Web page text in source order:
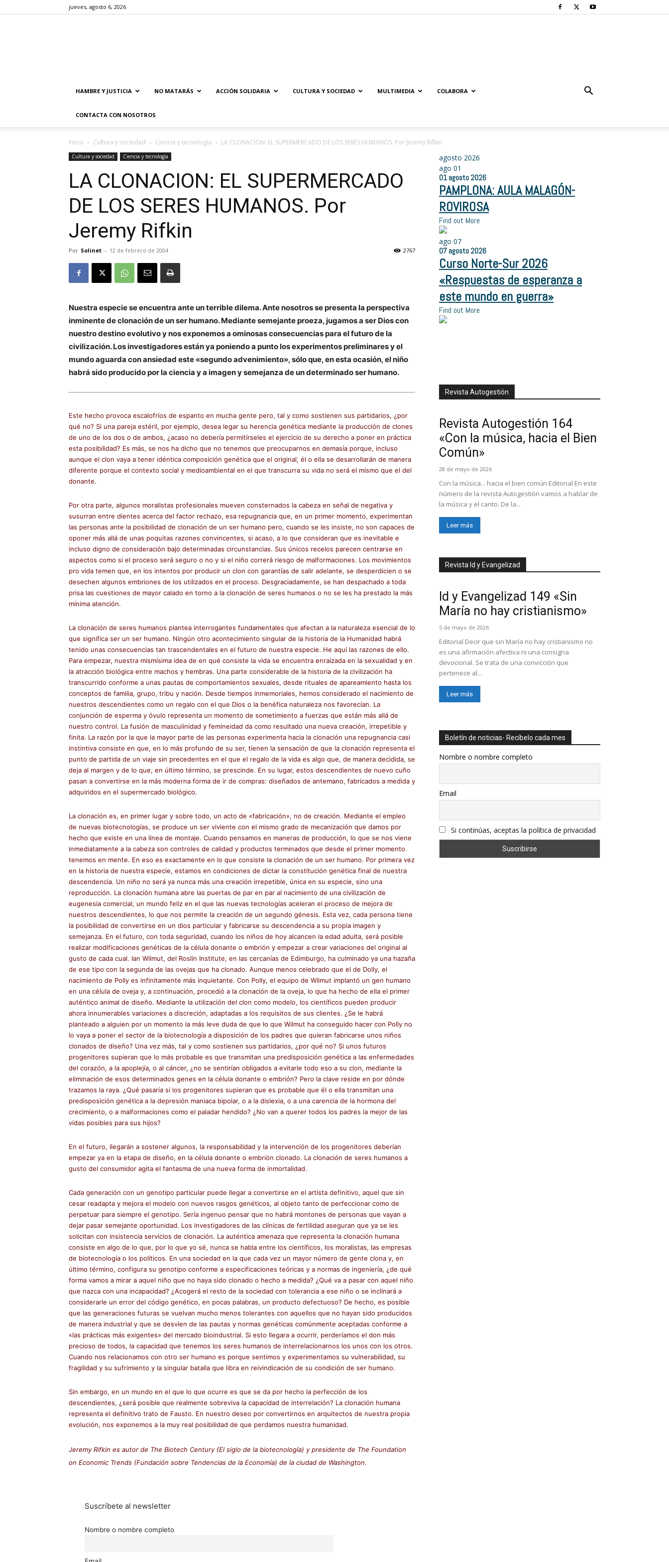
jueves, agosto 6, 2026
HAMBRE Y JUSTICIA NO MATARÁS ACCIÓN SOLIDARIA CULTURA Y SOCIEDAD MULTIMEDIA COLABORA
CONTACTA CON NOSOTROS
Inicio Cultura y sociedad Ciencia y tecnología LA CLONACION: EL SUPERMERCADO DE LOS SERES HUMANOS. Por Jeremy Rifkin
Cultura y sociedad Ciencia y tecnología
LA CLONACION: EL SUPERMERCADO
DE LOS SERES HUMANOS. Por
Jeremy Rifkin
Por Solinet - 12 de febrero de 2004 2767
Nuestra especie se encuentra ante un terrible dilema. Ante nosotros se presenta la perspectiva
inminente de clonación de un ser humano. Mediante semejante proeza, jugamos a ser Dios con
nuestro destino evolutivo y nos exponemos a ominosas consecuencias para el futuro de la
civilización. Los investigadores están ya poniendo a punto los experimentos preliminares y el
mundo aguarda con ansiedad este «segundo advenimiento», sólo que, en esta ocasión, el niño
habrá sido producido por la ciencia y a imagen y semejanza de un determinado ser humano.
Este hecho provoca escalofríos de espanto en mucha gente pero, tal y como sostienen sus partidarios, ¿por
qué no? Si una pareja estéril, por ejemplo, desea legar su herencia genética mediante la producción de clones
de uno de los dos o de ambos, ¿acaso no debería permitírseles el ejercicio de su derecho a poner en práctica
esta posibilidad? Es más, se nos ha dicho que no tenemos que preocuparnos en demasía porque, incluso
aunque el clon vaya a tener idéntica composición genética que el original, él o ella se desarrollarán de manera
diferente porque el contexto social y medioambiental en el que transcurra su vida no será el mismo que el del
donante.
Por otra parte, algunos moralistas profesionales mueven consternados la cabeza en señal de negativa y
susurran entre dientes acerca del factor rechazo, esa repugnancia que, en un primer momento, experimentan
las personas ante la posibilidad de clonación de un ser humano pero, cuando se les insiste, no son capaces de
oponer más allá de unas poquitas razones convincentes, si acaso, a lo que consideran que es inevitable e
incluso digno de consideración bajo determinadas circunstancias. Sus únicos recelos parecen centrarse en
aspectos como si el proceso será seguro o no y si el niño correrá riesgo de malformaciones. Los movimientos
pro vida temen que, en los intentos por producir un clon con garantías de salir adelante, se desperdicien o se
desechen algunos embriones de los utilizados en el proceso. Desgraciadamente, se han despachado a toda
prisa las cuestiones de mayor calado en torno a la clonación de seres humanos o no se les ha prestado la más
mínima atención.
La clonación de seres humanos plantea interrogantes fundamentales que afectan a la naturaleza esencial de lo
que significa ser un ser humano. Ningún otro acontecimiento singular de la historia de la Humanidad habrá
tenido unas consecuencias tan trascendentales en el futuro de nuestra especie. He aquí las razones de ello.
Para empezar, nuestra mismísima idea de en qué consiste la vida se encuentra enraizada en la sexualidad y en
la atracción biológica entre machos y hembras. Una parte considerable de la historia de la civilización ha
transcurrido conforme a unas pautas de comportamientos sexuales, desde rituales de apareamiento hasta los
conceptos de familia, grupo, tribu y nación. Desde tiempos inmemoriales, hemos considerado el nacimiento de
nuestros descendientes como un regalo con el que Dios o la benéfica naturaleza nos favorecían. La
conjunción de esperma y óvulo representa un momento de sometimiento a fuerzas que están más allá de
nuestro control. La fusión de masculinidad y femineidad da como resultado una nueva creación, irrepetible y
finita. La razón por la que la mayor parte de las personas experimenta hacia la clonación una repugnancia casi
instintiva consiste en que, en lo más profundo de su ser, tienen la sensación de que la clonación representa el
punto de partida de un viaje sin precedentes en el que el regalo de la vida es algo que, de manera decidida, se
deja al margen y de lo que, en último término, se prescinde. En su lugar, estos descendientes de nuevo cuño
pasan a convertirse en la más moderna forma de ir de compras: diseñados de antemano, fabricados a medida y
adquiridos en el supermercado biológico.
La clonación es, en primer lugar y sobre todo, un acto de «fabricación», no de creación. Mediante el empleo
de nuevas biotecnologías, se produce un ser viviente con el mismo grado de mecanización que damos por
hecho que existe en una línea de montaje. Cuando pensamos en maneras de producción, lo que se nos viene
inmediatamente a la cabeza son controles de calidad y productos terminados que desde el primer momento
tenemos en mente. En eso es exactamente en lo que consiste la clonación de un ser humano. Por primera vez
en la historia de nuestra especie, estamos en condiciones de dictar la constitución genética final de nuestra
descendencia. Un niño no será ya nunca más una creación irrepetible, única en su especie, sino una
reproducción. La clonación humana abre las puertas de par en par al nacimiento de una civilización de
eugenesia comercial, un mundo feliz en el que las nuevas tecnologías aceleran el proceso de mejora de
nuestros descendientes, lo que nos permite la creación de un segundo génesis. Esta vez, cada persona tiene
la posibilidad de convertirse en un dios particular y fabricarse su descendencia a su propia imagen y
semejanza. En el futuro, con toda seguridad, cuando los niños de hoy alcancen la edad adulta, será posible
realizar modificaciones genéticas de la célula donante o embrión y empezar a crear variaciones del original al
gusto de cada cual. Ian Wilmut, del Roslin Institute, en las cercanías de Edimburgo, ha culminado ya una hazaña
de ese tipo con la segunda de las ovejas que ha clonado. Aunque menos celebrado que el de Dolly, el
nacimiento de Polly es infinitamente más inquietante. Con Polly, el equipo de Wilmut implantó un gen humano
en una célula de oveja y, a continuación, procedió a la clonación de la oveja, lo que ha hecho de ella el primer
auténtico animal de diseño. Mediante la utilización del clon como modelo, los científicos pueden producir
ahora innumerables variaciones a discreción, adaptadas a los requisitos de sus clientes. ¿Se le habrá
planteado a alguien por un momento la más leve duda de que lo que Wilmut ha conseguido hacer con Polly no
lo vaya a poner el sector de la biotecnología a disposición de los padres que quieran fabricarse unos niños
clonados de diseño? Una vez más, tal y como sostienen sus partidarios, ¿por qué no? Si unos futuros
progenitores supieran que lo más probable es que transmitan una predisposición genética a las enfermedades
del corazón, a la apoplejía, o al cáncer, ¿no se sentirían obligados a evitarle todo eso a su clon, mediante la
eliminación de esos determinados genes en la célula donante o embrión? Pero la clave reside en por dónde
trazamos la raya. ¿Qué pasaría si los progenitores supieran que es probable que él o ella transmitan una
predisposición genética a la depresión maniaca bipolar, o a la dislexia, o a una carencia de la hormona del
crecimiento, o a malformaciones como el paladar hendido? ¿No van a querer todos los padres la mejor de las
vidas posibles para sus hijos?
En el futuro, llegarán a sostener algunos, la responsabilidad y la intervención de los progenitores deberían
empezar ya en la etapa de diseño, en la célula donante o embrión clonado. La clonación de seres humanos a
gusto del consumidor agita el fantasma de una nueva forma de inmortalidad.
Cada generación con un genotipo particular puede llegar a convertirse en el artista definitivo, aquel que sin
cesar readapta y mejora el modelo con nuevos rasgos genéticos, al objeto tanto de perfeccionar como de
perpetuar para siempre el genotipo. Sería ingenuo pensar que no habrá montones de personas que vayan a
dejar pasar semejante oportunidad. Los investigadores de las clínicas de fertilidad aseguran que ya se les
solicitan con insistencia servicios de clonación. La auténtica amenaza que representa la clonación humana
consiste en algo de lo que, por lo que yo sé, nunca se habla entre los científicos, los moralistas, las empresas
de biotecnología o los políticos. En una sociedad en la que cada vez un mayor número de gente clona y, en
último término, configura su genotipo conforme a especificaciones teóricas y a normas de ingeniería, ¿de qué
forma vamos a mirar a aquel niño que no haya sido clonado o hecho a medida? ¿Qué va a pasar con aquel niño
que nazca con una incapacidad? ¿Acogerá el resto de la sociedad con tolerancia a ese niño o se inclinará a
considerarle un error del código genético, en pocas palabras, un producto defectuoso? De hecho, es posible
que las generaciones futuras se vuelvan mucho menos tolerantes con aquellos que no hayan sido producidos
de manera industrial y que se desvíen de las pautas y normas genéticas comúnmente aceptadas conforme a
«las prácticas más exigentes» del mercado bioindustrial. Si esto llegara a ocurrir, perderíamos el don más
precioso de todos, la capacidad que tenemos los seres humanos de interrelacionarnos los unos con los otros.
Cuando nos relacionamos con otro ser humano es porque sentimos y experimentamos su vulnerabilidad, su
fragilidad y su sufrimiento y la singular batalla que libra en reivindicación de su condición de ser humano.
Sin embargo, en un mundo en el que lo que ocurre es que se da por hecho la perfección de los
descendientes, ¿será posible que realmente sobreviva la capacidad de interrelación? La clonación humana
representa el definitivo trato de Fausto. En nuestro deseo por convertirnos en arquitectos de nuestra propia
evolución, nos exponemos a la muy real posibilidad de que perdamos nuestra humanidad.
Jeremy Rifkin es autor de The Biotech Century (El siglo de la biotecnología) y presidente de The Foundation
on Economic Trends (Fundación sobre Tendencias de la Economía) de la ciudad de Washington.
Suscríbete al newsletter
Nombre o nombre completo
agosto 2026
ago 01
01 agosto 2026
PAMPLONA: AULA MALAGÓN-
ROVIROSA
Find out More
ago 07
07 agosto 2026
Curso Norte-Sur 2026
«Respuestas de esperanza a
este mundo en guerra»
Find out More
Revista Autogestión
Revista Autogestión 164
«Con la música, hacia el Bien
Común»
28 de mayo de 2026
Con la música... hacia el bien común Editorial En este
número de la revista Autogestión vamos a hablar de
la música y el canto. De la...
Leer más
Revista Id y Evangelizad
Id y Evangelizad 149 «Sin
María no hay cristianismo»
5 de mayo de 2026
Editorial Decir que sin María no hay cristianismo no
es una afirmación afectiva ni una consigna
devocional. Se trata de una convicción que
pertenece al...
Leer más
Boletín de noticias- Recíbelo cada mes
Nombre o nombre completo
Email
Si continúas, aceptas la política de privacidad